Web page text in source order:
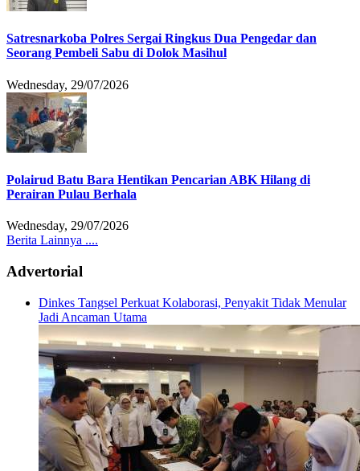
Satresnarkoba Polres Sergai Ringkus Dua Pengedar dan
Seorang Pembeli Sabu di Dolok Masihul
Wednesday, 29/07/2026
Polairud Batu Bara Hentikan Pencarian ABK Hilang di
Perairan Pulau Berhala
Wednesday, 29/07/2026
Berita Lainnya ....
Advertorial
Dinkes Tangsel Perkuat Kolaborasi, Penyakit Tidak Menular
Jadi Ancaman Utama